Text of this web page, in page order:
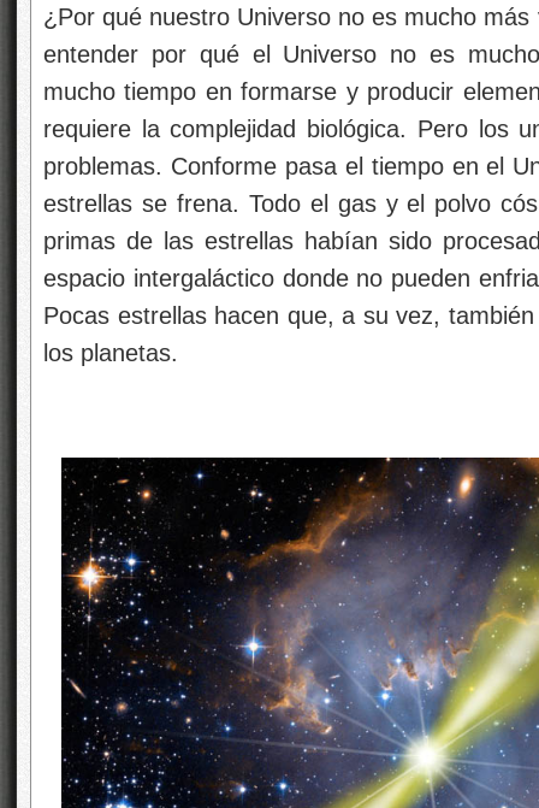
¿Por qué nuestro Universo no es mucho
entender por qué el Universo no es
mucho tiempo en formarse y producir
requiere la complejidad biológica. Pero los
problemas. Conforme pasa el tiempo en el
estrellas se frena. Todo el gas y el polvo
primas de las estrellas habían sido
espacio intergaláctico donde no pueden
Pocas estrellas hacen que, a su vez,
los planetas.